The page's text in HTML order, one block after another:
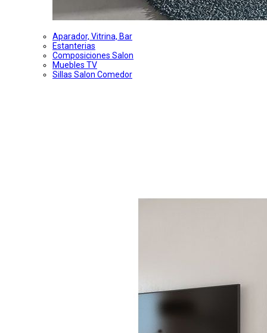
Aparador, Vitrina, Bar
Estanterias
Composiciones Salon
Muebles TV
Sillas Salon Comedor